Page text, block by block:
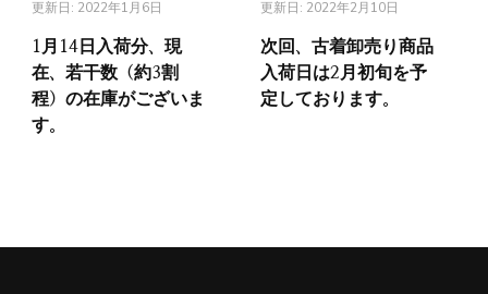
更新日: 2022年1月6日
1月14日入荷分、現
在、若干数（約3割
程）の在庫がございま
す。
更新日: 2022年2月10日
次回、古着卸売り商品
入荷日は2月初旬を予
定しております。